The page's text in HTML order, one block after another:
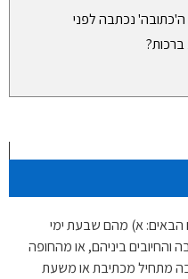
נכתבה לפני
הבאים: א) מהם שבעת ימי
ביניהם, או מהחופה
מתחיל מכתיבת או משעת